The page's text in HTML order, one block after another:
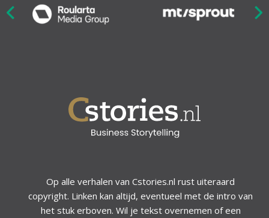
Op alle verhalen van Cstories.nl rust uiteraard
copyright. Linken kan altijd, eventueel met de intro van
het stuk erboven. Wil je tekst overnemen of een